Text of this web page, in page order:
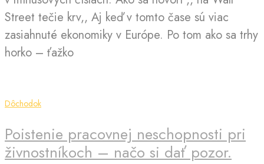
Street tečie krv,, Aj keď v tomto čase sú viac
zasiahnuté ekonomiky v Európe. Po tom ako sa trhy
horko – ťažko
Dôchodok
Poistenie pracovnej neschopnosti pri
živnostníkoch – načo si dať pozor.